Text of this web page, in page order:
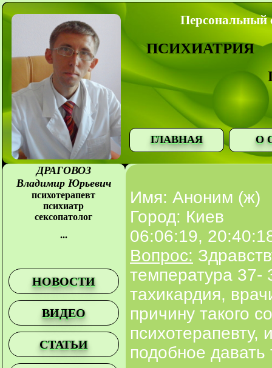
Персональный
ПСИХИАТРИЯ
ГЛАВНАЯ О
ДРАГОВОЗ
Владимир Юрьевич
психотерапевт
психиатр
сексопатолог
...
НОВОСТИ
ВИДЕО
СТАТЬИ
Имя: Аноним (ж)
Город: Киев
06:06:19,
Вопрос:
температура 37-
тахикардия,
причину такого
психотерапевту,
подобное